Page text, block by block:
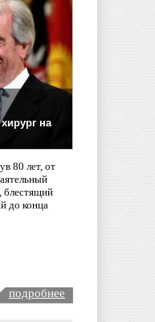
на
80 лет, от
блестящий
до конца
подробнее